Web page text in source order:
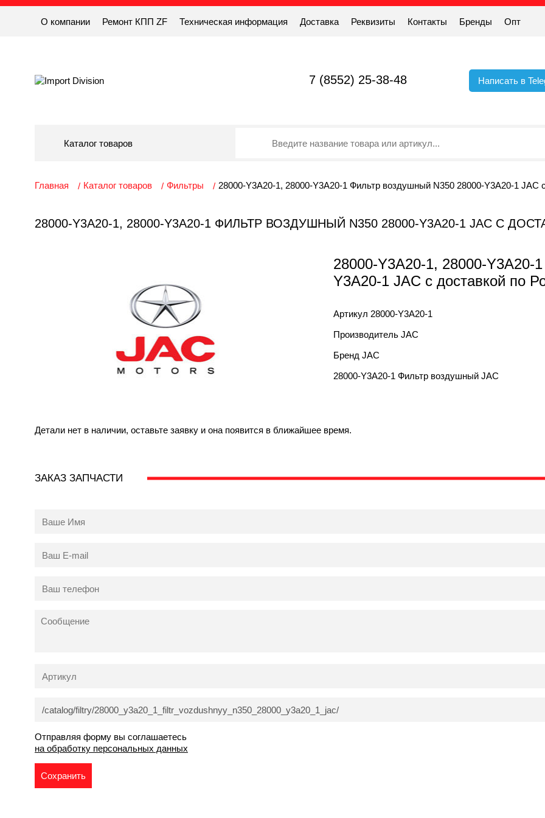
О компании Ремонт КПП ZF Техническая информация Доставка Реквизиты Контакты Бренды Опт
7 (8552) 25-38-48 Написать в
Каталог товаров
Главная Каталог товаров Фильтры 28000-Y3A20-1, 28000-Y3A20-1 Фильтр воздушный N350 28000-Y3A20-1 JAC
28000-Y3A20-1, 28000-Y3A20-1 ФИЛЬТР ВОЗДУШНЫЙ N350 28000-Y3A20-1 JAC С
28000-Y3A20-1, 28000-Y3A20-
Y3A20-1 JAC с доставкой по
Артикул 28000-Y3A20-1
Производитель JAC
Бренд JAC
28000-Y3A20-1 Фильтр воздушный JAC
Детали нет в наличии, оставьте заявку и она появится в ближайшее время.
ЗАКАЗ ЗАПЧАСТИ
Отправляя форму вы соглашаетесь
на обработку персональных данных